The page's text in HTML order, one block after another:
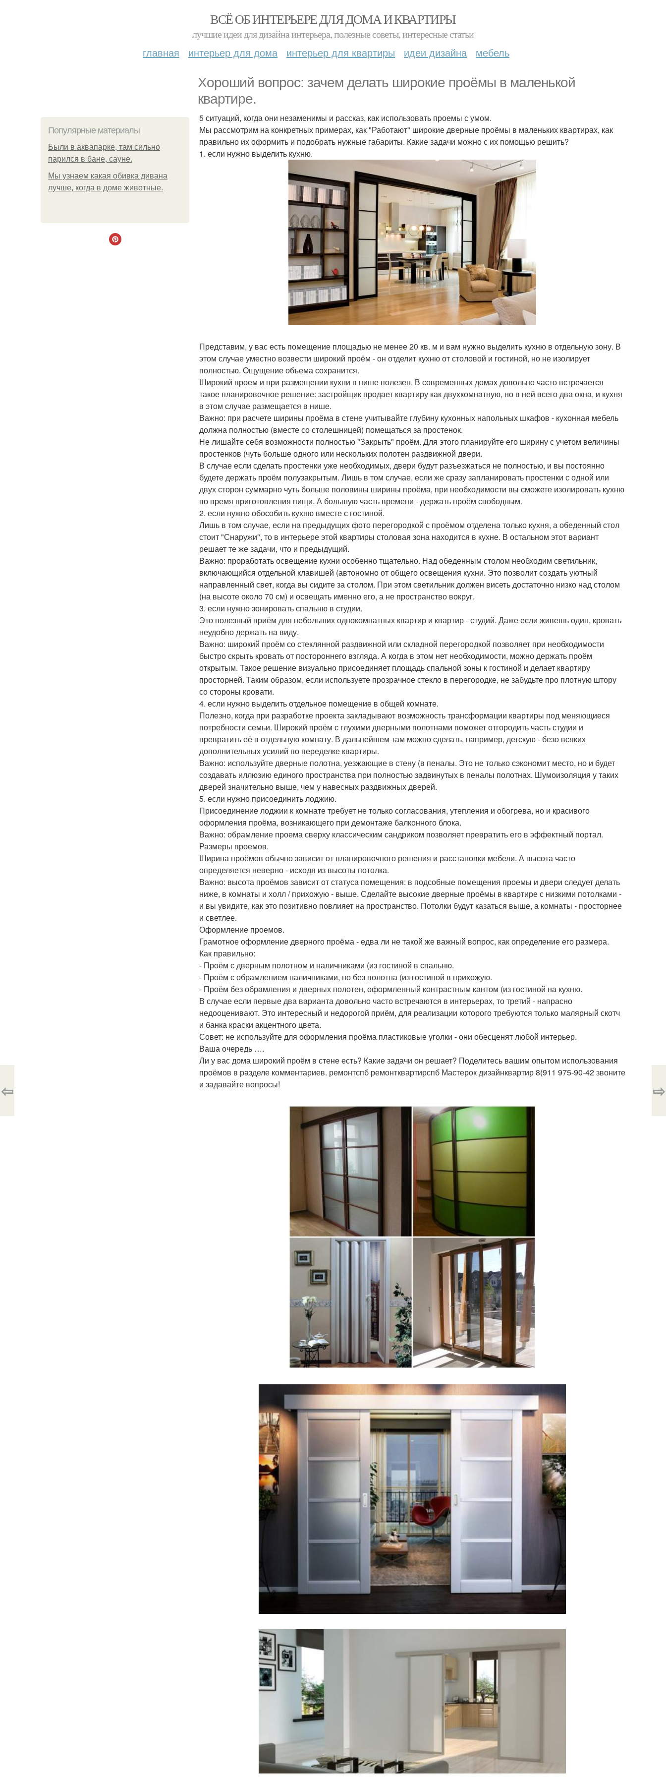
ВСЁ ОБ ИНТЕРЬЕРЕ ДЛЯ ДОМА И КВАРТИРЫ
лучшие идеи для дизайна интерьера, полезные советы, интересные статьи
главная интерьер для дома интерьер для квартиры идеи дизайна мебель
Хороший вопрос: зачем делать широкие проёмы в маленькой
квартире.
Популярные материалы
Были в аквапарке, там сильно
парился в бане, сауне.
Мы узнаем какая обивка дивана
лучше, когда в доме животные.
5 ситуаций, когда они незаменимы и рассказ, как использовать проемы с умом.
Мы рассмотрим на конкретных примерах, как "Работают" широкие дверные проёмы в маленьких квартирах, как
правильно их оформить и подобрать нужные габариты. Какие задачи можно с их помощью решить?
1. если нужно выделить кухню.
Представим, у вас есть помещение площадью не менее 20 кв. м и вам нужно выделить кухню в отдельную зону. В
этом случае уместно возвести широкий проём - он отделит кухню от столовой и гостиной, но не изолирует
полностью. Ощущение объема сохранится.
Широкий проем и при размещении кухни в нише полезен. В современных домах довольно часто встречается
такое планировочное решение: застройщик продает квартиру как двухкомнатную, но в ней всего два окна, и кухня
в этом случае размещается в нише.
Важно: при расчете ширины проёма в стене учитывайте глубину кухонных напольных шкафов - кухонная мебель
должна полностью (вместе со столешницей) помещаться за простенок.
Не лишайте себя возможности полностью "Закрыть" проём. Для этого планируйте его ширину с учетом величины
простенков (чуть больше одного или нескольких полотен раздвижной двери.
В случае если сделать простенки уже необходимых, двери будут разъезжаться не полностью, и вы постоянно
будете держать проём полузакрытым. Лишь в том случае, если же сразу запланировать простенки с одной или
двух сторон суммарно чуть больше половины ширины проёма, при необходимости вы сможете изолировать кухню
во время приготовления пищи. А большую часть времени - держать проём свободным.
2. если нужно обособить кухню вместе с гостиной.
Лишь в том случае, если на предыдущих фото перегородкой с проёмом отделена только кухня, а обеденный стол
стоит "Снаружи", то в интерьере этой квартиры столовая зона находится в кухне. В остальном этот вариант
решает те же задачи, что и предыдущий.
Важно: проработать освещение кухни особенно тщательно. Над обеденным столом необходим светильник,
включающийся отдельной клавишей (автономно от общего освещения кухни. Это позволит создать уютный
направленный свет, когда вы сидите за столом. При этом светильник должен висеть достаточно низко над столом
(на высоте около 70 см) и освещать именно его, а не пространство вокруг.
3. если нужно зонировать спальню в студии.
Это полезный приём для небольших однокомнатных квартир и квартир - студий. Даже если живешь один, кровать
неудобно держать на виду.
Важно: широкий проём со стеклянной раздвижной или складной перегородкой позволяет при необходимости
быстро скрыть кровать от постороннего взгляда. А когда в этом нет необходимости, можно держать проём
открытым. Такое решение визуально присоединяет площадь спальной зоны к гостиной и делает квартиру
просторней. Таким образом, если используете прозрачное стекло в перегородке, не забудьте про плотную штору
со стороны кровати.
4. если нужно выделить отдельное помещение в общей комнате.
Полезно, когда при разработке проекта закладывают возможность трансформации квартиры под меняющиеся
потребности семьи. Широкий проём с глухими дверными полотнами поможет отгородить часть студии и
превратить её в отдельную комнату. В дальнейшем там можно сделать, например, детскую - безо всяких
дополнительных усилий по переделке квартиры.
Важно: используйте дверные полотна, уезжающие в стену (в пеналы. Это не только сэкономит место, но и будет
создавать иллюзию единого пространства при полностью задвинутых в пеналы полотнах. Шумоизоляция у таких
дверей значительно выше, чем у навесных раздвижных дверей.
5. если нужно присоединить лоджию.
Присоединение лоджии к комнате требует не только согласования, утепления и обогрева, но и красивого
оформления проёма, возникающего при демонтаже балконного блока.
Важно: обрамление проема сверху классическим сандриком позволяет превратить его в эффектный портал.
Размеры проемов.
Ширина проёмов обычно зависит от планировочного решения и расстановки мебели. А высота часто
определяется неверно - исходя из высоты потолка.
Важно: высота проёмов зависит от статуса помещения: в подсобные помещения проемы и двери следует делать
ниже, в комнаты и холл / прихожую - выше. Сделайте высокие дверные проёмы в квартире с низкими потолками -
и вы увидите, как это позитивно повлияет на пространство. Потолки будут казаться выше, а комнаты - просторнее
и светлее.
Оформление проемов.
Грамотное оформление дверного проёма - едва ли не такой же важный вопрос, как определение его размера.
Как правильно:
- Проём с дверным полотном и наличниками (из гостиной в спальню.
- Проём с обрамлением наличниками, но без полотна (из гостиной в прихожую.
- Проём без обрамления и дверных полотен, оформленный контрастным кантом (из гостиной на кухню.
В случае если первые два варианта довольно часто встречаются в интерьерах, то третий - напрасно
недооценивают. Это интересный и недорогой приём, для реализации которого требуются только малярный скотч
и банка краски акцентного цвета.
Совет: не используйте для оформления проёма пластиковые уголки - они обесценят любой интерьер.
Ваша очередь ….
Ли у вас дома широкий проём в стене есть? Какие задачи он решает? Поделитесь вашим опытом использования
проёмов в разделе комментариев. ремонтспб ремонтквартирспб Мастерок дизайнквартир 8(911 975-90-42 звоните
и задавайте вопросы!
⇦ ⇨